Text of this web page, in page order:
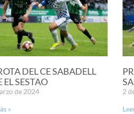
DEL CE SABADELL
EL SESTAO
de 2024
»
2